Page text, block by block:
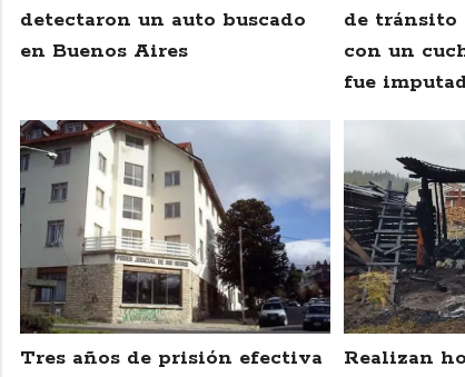
detectaron un auto buscado
en Buenos Aires
de tránsito
con un
fue
Tres años de prisión efectiva
Realizan